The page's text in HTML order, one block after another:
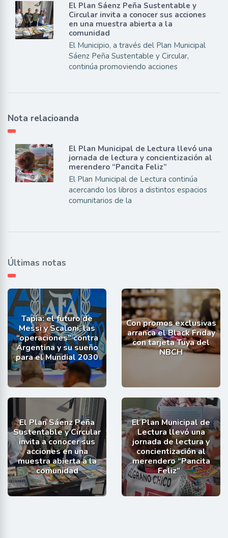
El Plan Sáenz Peña Sustentable y
Circular invita a conocer sus acciones
en una muestra abierta a la
comunidad
El Municipio, a través del Plan Municipal
Sáenz Peña Sustentable y Circular,
continúa promoviendo acciones
Nota relacioanda
El Plan Municipal de Lectura llevó una
jornada de lectura y concientización al
merendero “Pancita Feliz”
El Plan Municipal de Lectura continúa
acercando los libros a distintos espacios
comunitarios de la
Últimas notas
Tapia: el futuro de
Messi y Scaloni, las
“operaciones” contra
Argentina y su sueño
para el Mundial 2030
Con promos exclusivas
arranca el Black Friday
con tarjeta Tuya del
NBCH
El Plan Sáenz Peña
Sustentable y Circular
invita a conocer sus
acciones en una
muestra abierta a la
comunidad
El Plan Municipal de
Lectura llevó una
jornada de lectura y
concientización al
merendero “Pancita
Feliz”